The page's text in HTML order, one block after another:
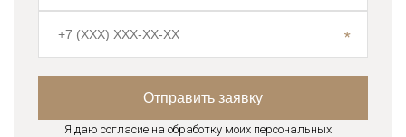
Я даю согласие на обработку моих персональных